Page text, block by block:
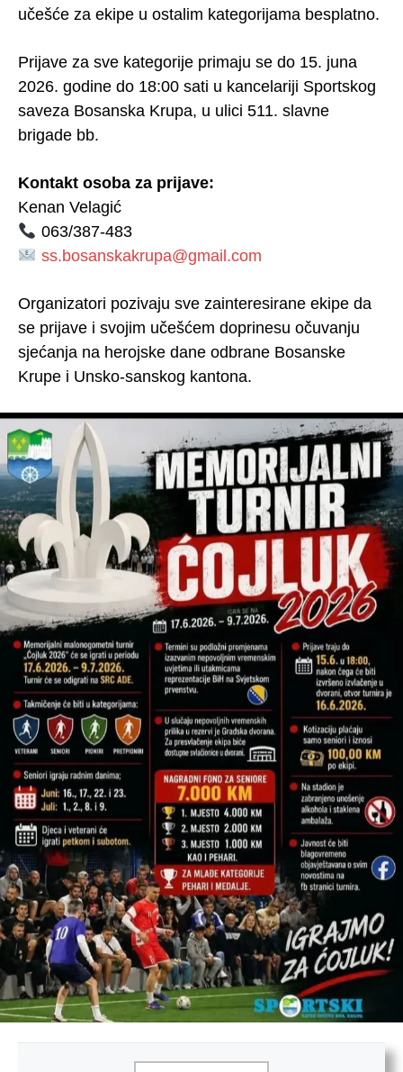
učešće za ekipe u ostalim kategorijama besplatno.
Prijave za sve kategorije primaju se do 15. juna
2026. godine do 18:00 sati u kancelariji Sportskog
saveza Bosanska Krupa, u ulici 511. slavne
brigade bb.
Kontakt osoba za prijave:
Kenan Velagić
063/387-483
ss.bosanskakrupa@gmail.com
Organizatori pozivaju sve zainteresirane ekipe da
se prijave i svojim učešćem doprinesu očuvanju
sjećanja na herojske dane odbrane Bosanske
Krupe i Unsko-sanskog kantona.